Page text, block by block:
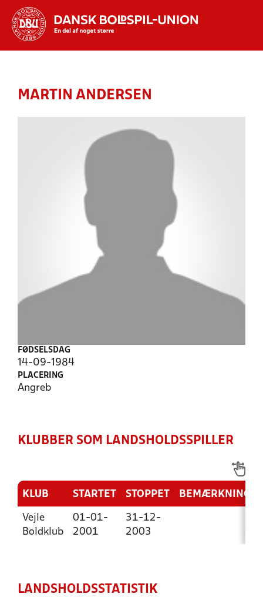
MARTIN ANDERSEN
FØDSELSDAG
14-09-1984
PLACERING
Angreb
KLUBBER SOM LANDSHOLDSSPILLER
KLUB STARTET STOPPET BEMÆRKNING
Vejle
Boldklub
01-01-
2001
31-12-
2003
LANDSHOLDSSTATISTIK